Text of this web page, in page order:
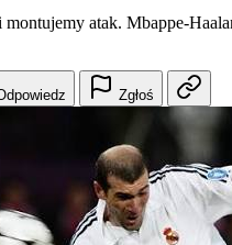
atak. Mbappe-
Zgłoś